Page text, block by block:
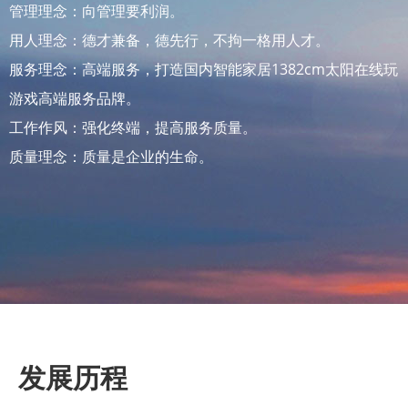
管理理念：向管理要利润。
用人理念：德才兼备，德先行，不拘一格用人才。
服务理念：高端服务，打造国内智能家居1382cm太阳在线玩
游戏高端服务品牌。
工作作风：强化终端，提高服务质量。
质量理念：质量是企业的生命。
发展历程